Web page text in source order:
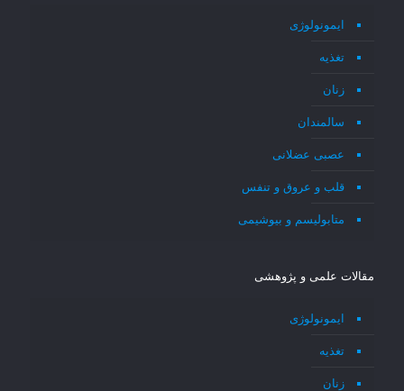
ایمونولوژی
تغذیه
زنان
سالمندان
عصبی عضلانی
قلب و عروق و تنفس
متابولیسم و بیوشیمی
مقالات علمی و پژوهشی
ایمونولوژی
تغذیه
زنان